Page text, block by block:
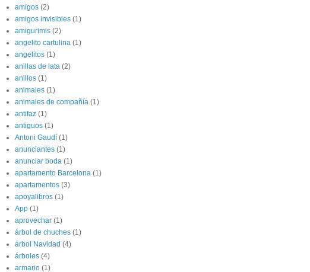
amigos (2)
amigos invisibles (1)
amigurimis (2)
angelito cartulina (1)
angelitos (1)
anillas de lata (2)
anillos (1)
animales (1)
animales de compañía (1)
antifaz (1)
antiguos (1)
Antoni Gaudí (1)
anunciantes (1)
anunciar boda (1)
apartamento Barcelona (1)
apartamentos (3)
apoyalibros (1)
App (1)
aprovechar (1)
árbol de chuches (1)
árbol Navidad (4)
árboles (4)
armario (1)